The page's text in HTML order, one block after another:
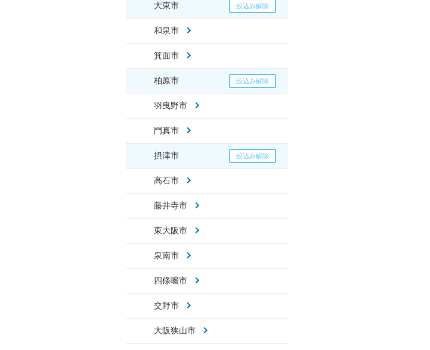
大東市
和泉市
箕面市
柏原市
羽曳野市
門真市
摂津市
高石市
藤井寺市
東大阪市
泉南市
四條畷市
交野市
大阪狭山市